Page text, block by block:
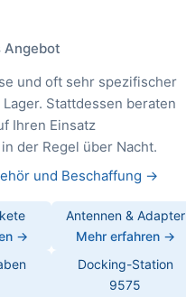
Angebot
und oft sehr spezifischer
Stattdessen beraten
Ihren Einsatz
der Regel über Nacht.
und Beschaffung →
→
Antennen & Adapter
Mehr erfahren →
Docking-Station
9575